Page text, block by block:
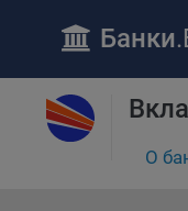
Банки
О